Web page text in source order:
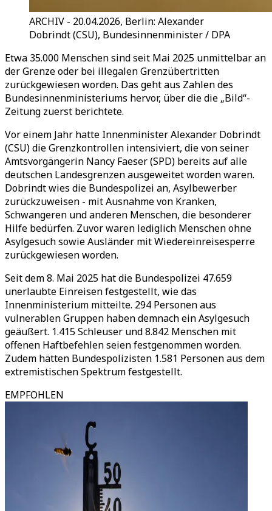
ARCHIV - 20.04.2026, Berlin: Alexander
Dobrindt (CSU), Bundesinnenminister / DPA
Etwa 35.000 Menschen sind seit Mai 2025 unmittelbar an
der Grenze oder bei illegalen Grenzübertritten
zurückgewiesen worden. Das geht aus Zahlen des
Bundesinnenministeriums hervor, über die die „Bild“-
Zeitung zuerst berichtete.
Vor einem Jahr hatte Innenminister Alexander Dobrindt
(CSU) die Grenzkontrollen intensiviert, die von seiner
Amtsvorgängerin Nancy Faeser (SPD) bereits auf alle
deutschen Landesgrenzen ausgeweitet worden waren.
Dobrindt wies die Bundespolizei an, Asylbewerber
zurückzuweisen - mit Ausnahme von Kranken,
Schwangeren und anderen Menschen, die besonderer
Hilfe bedürfen. Zuvor waren lediglich Menschen ohne
Asylgesuch sowie Ausländer mit Wiedereinreisesperre
zurückgewiesen worden.
Seit dem 8. Mai 2025 hat die Bundespolizei 47.659
unerlaubte Einreisen festgestellt, wie das
Innenministerium mitteilte. 294 Personen aus
vulnerablen Gruppen haben demnach ein Asylgesuch
geäußert. 1.415 Schleuser und 8.842 Menschen mit
offenen Haftbefehlen seien festgenommen worden.
Zudem hätten Bundespolizisten 1.581 Personen aus dem
extremistischen Spektrum festgestellt.
EMPFOHLEN